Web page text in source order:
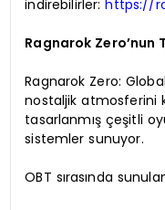
indirebilirler: https://
Ragnarok Zero’nun
Ragnarok Zero:
nostaljik atmosferini
tasarlanmış çeşitli
sistemler sunuyor.
OBT sırasında